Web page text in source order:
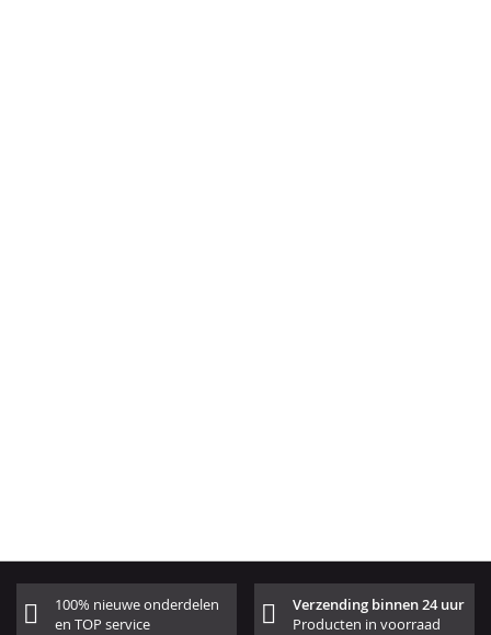
100% nieuwe onderdelen
en TOP service
Verzending binnen 24 uur
Producten in voorraad